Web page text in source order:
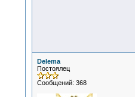
Delema
Постоялец
Сообщений: 368